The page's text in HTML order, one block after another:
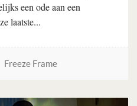
een ode aan een
laatste...
Freeze Frame